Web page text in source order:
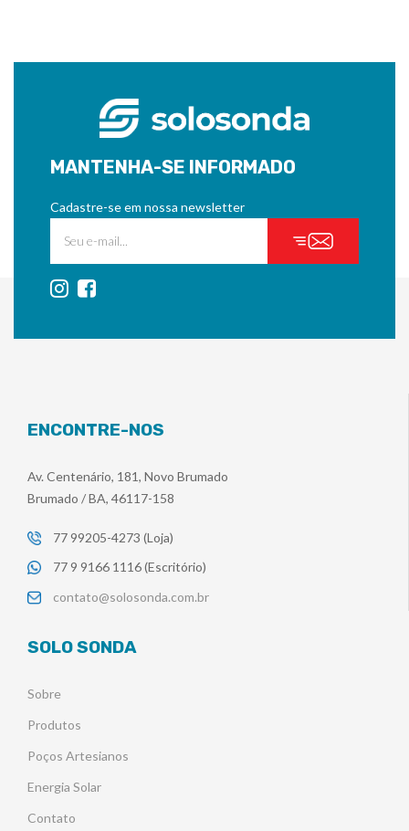
MANTENHA-SE INFORMADO
Cadastre-se em nossa newsletter
ENCONTRE-NOS
Av. Centenário, 181, Novo Brumado
Brumado / BA, 46117-158
77 99205-4273 (Loja)
77 9 9166 1116 (Escritório)
contato@solosonda.com.br
SOLO SONDA
Sobre
Produtos
Poços Artesianos
Energia Solar
Contato